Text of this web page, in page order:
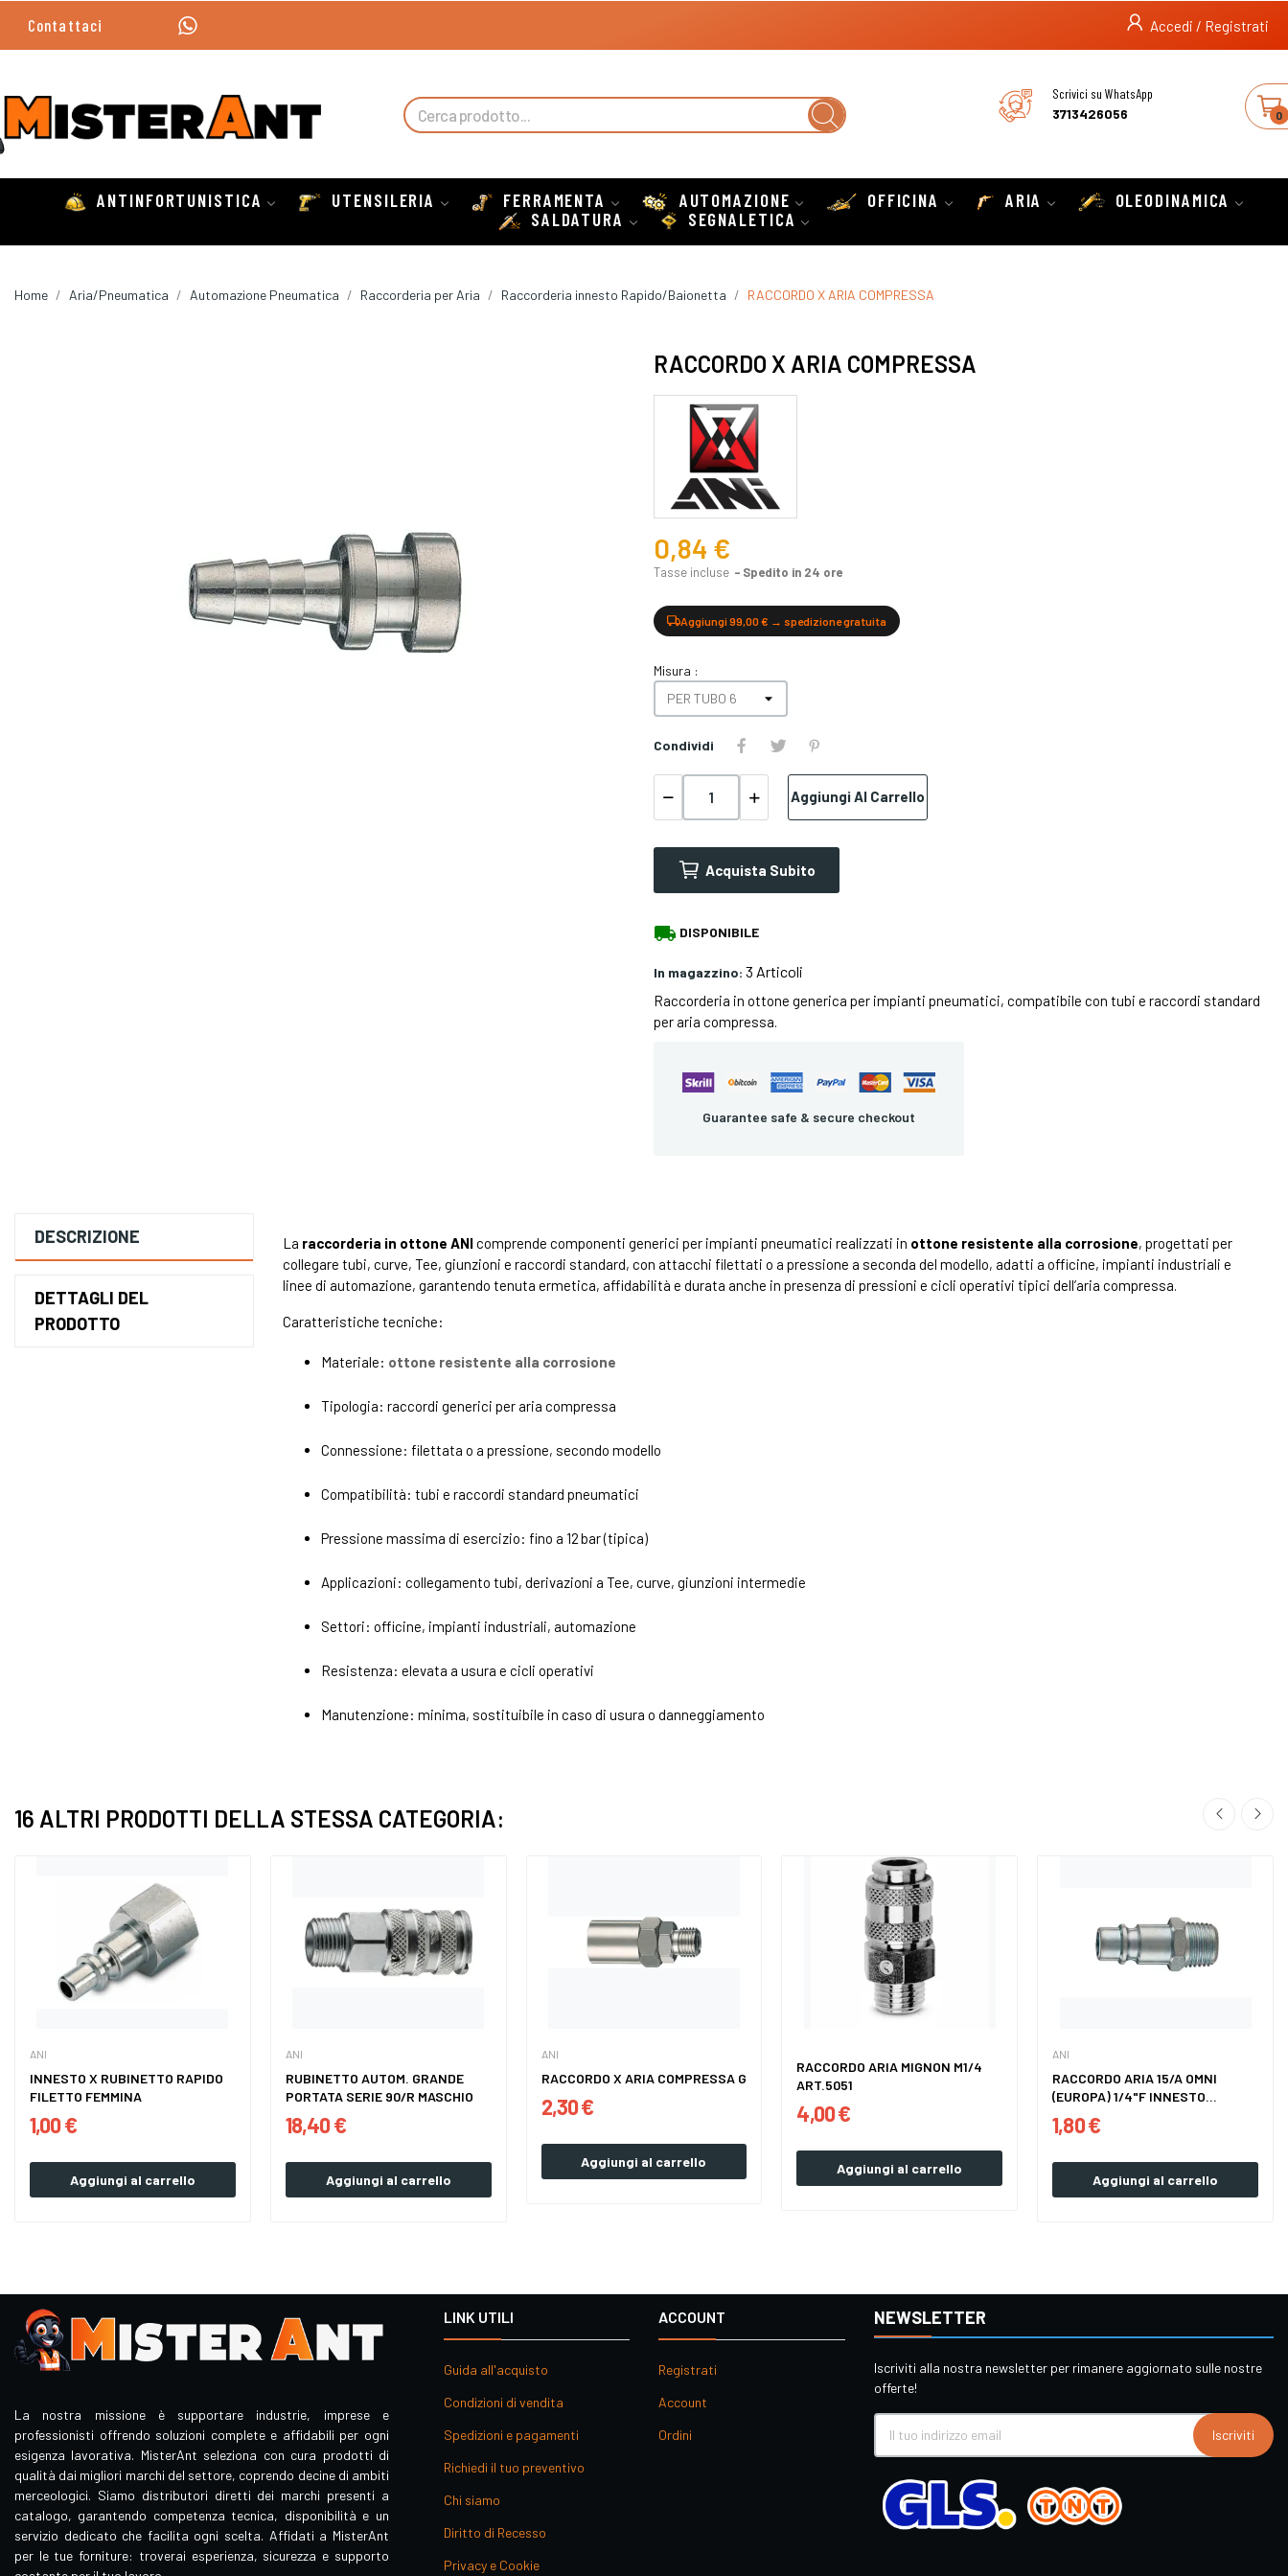
Contattaci Accedi / Registrati
0
Scrivici su WhatsApp
3713426056
ANTINFORTUNISTICA UTENSILERIA FERRAMENTA AUTOMAZIONE OFFICINA ARIA
OLEODINAMICA
SALDATURA
SEGNALETICA
Home Aria/Pneumatica Automazione Pneumatica Raccorderia per Aria Raccorderia innesto Rapido/Baionetta RACCORDO X ARIA COMPRESSA
RACCORDO X ARIA COMPRESSA
0,84 €
Tasse incluse Spedito in 24 ore
Aggiungi 99,00 € → spedizione gratuita
Misura :
Condividi
Aggiungi Al Carrello
Acquista Subito
local_shipping DISPONIBILE
In magazzino: 3 Articoli
Raccorderia in ottone generica per impianti pneumatici, compatibile con tubi e raccordi standard
per aria compressa.
Guarantee safe & secure checkout
DESCRIZIONE
DETTAGLI DEL
PRODOTTO
La raccorderia in ottone ANIcomprende componenti generici per impianti pneumatici realizzati in ottone resistente alla corrosione, progettati per
collegare tubi, curve, Tee, giunzioni e raccordi standard, con attacchi filettati o a pressione a seconda del modello, adatti a officine, impianti industriali e
linee di automazione, garantendo tenuta ermetica, affidabilità e durata anche in presenza di pressioni e cicli operativi tipici dell’aria compressa.
Caratteristiche tecniche:
Materiale: ottone resistente alla corrosione
Tipologia: raccordi generici per aria compressa
Connessione: filettata o a pressione, secondo modello
Compatibilità: tubi e raccordi standard pneumatici
Pressione massima di esercizio: fino a 12 bar (tipica)
Applicazioni: collegamento tubi, derivazioni a Tee, curve, giunzioni intermedie
Settori: officine, impianti industriali, automazione
Resistenza: elevata a usura e cicli operativi
Manutenzione: minima, sostituibile in caso di usura o danneggiamento
16 ALTRI PRODOTTI DELLA STESSA CATEGORIA:
ANI
INNESTO X RUBINETTO RAPIDO
FILETTO FEMMINA
1,00 €
Aggiungi al carrello
ANI
RUBINETTO AUTOM. GRANDE
PORTATA SERIE 90/R MASCHIO
18,40 €
Aggiungi al carrello
ANI
RACCORDO X ARIA COMPRESSA G
2,30 €
Aggiungi al carrello
RACCORDO ARIA MIGNON M1/4
ART.5051
4,00 €
Aggiungi al carrello
ANI
RACCORDO ARIA 15/A OMNI
(EUROPA) 1/4"F INNESTO...
1,80 €
Aggiungi al carrello
La nostra missione è supportare industrie, imprese e
professionisti offrendo soluzioni complete e affidabili per ogni
esigenza lavorativa. MisterAnt seleziona con cura prodotti di
qualità dai migliori marchi del settore, coprendo decine di ambiti
merceologici. Siamo distributori diretti dei marchi presenti a
catalogo, garantendo competenza tecnica, disponibilità e un
servizio dedicato che facilita ogni scelta. Affidati a MisterAnt
per le tue forniture: troverai esperienza, sicurezza e supporto
LINK UTILI
Guida all'acquisto
Condizioni di vendita
Spedizioni e pagamenti
Richiedi il tuo preventivo
Chi siamo
Diritto di Recesso
Privacy e Cookie
ACCOUNT
Registrati
Account
Ordini
NEWSLETTER
Iscriviti alla nostra newsletter per rimanere aggiornato sulle nostre
offerte!
Iscriviti